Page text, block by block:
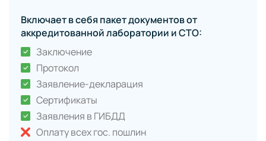
Включает в себя пакет документов от
аккредитованной лаборатории и СТО:
Заключение
Протокол
Заявление-декларация
Сертификаты
Заявления в ГИБДД
Оплату всех гос. пошлин